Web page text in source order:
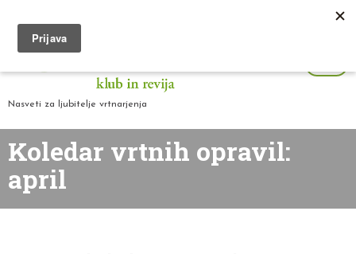
Nasveti za ljubitelje vrtnarjenja
Koledar vrtnih opravil:
april